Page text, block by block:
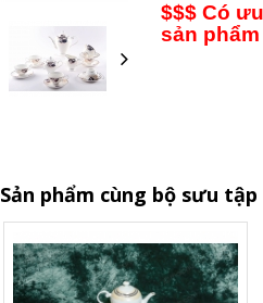
$$$ Có
sản
Sản phẩm cùng bộ sưu tập